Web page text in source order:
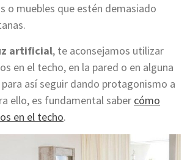
o muebles que estén demasiado
artificial, te aconsejamos utilizar
en el techo, en la pared o en alguna
así seguir dando protagonismo a
ello, es fundamental saber cómo
en el techo.